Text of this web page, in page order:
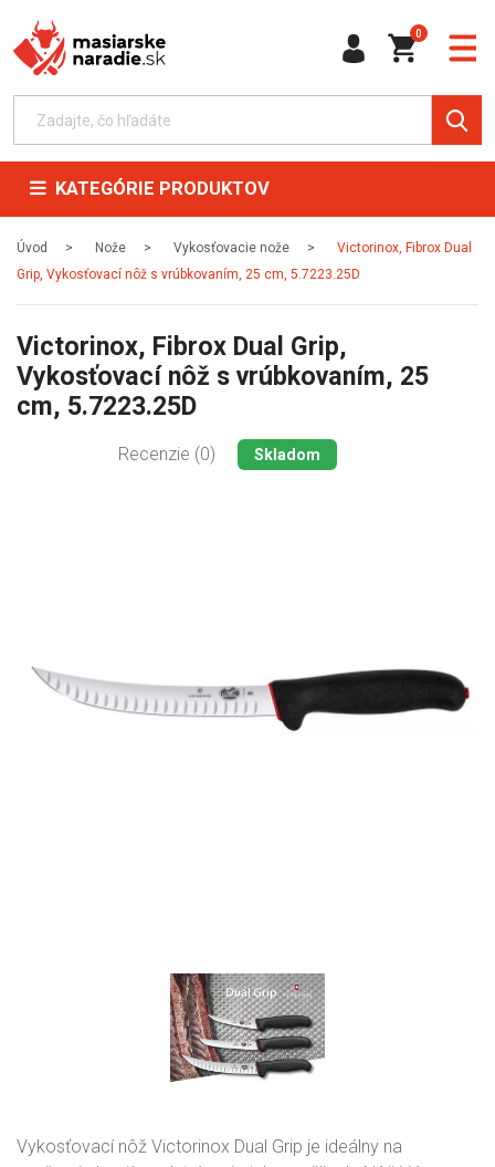
0
KATEGÓRIE PRODUKTOV
Úvod Nože Vykosťovacie nože
Victorinox, Fibrox Dual
Grip, Vykosťovací nôž s vrúbkovaním, 25 cm, 5.7223.25D
Victorinox, Fibrox Dual Grip,
Vykosťovací nôž s vrúbkovaním, 25
cm, 5.7223.25D
Recenzie (0) Skladom
Vykosťovací nôž Victorinox Dual Grip je ideálny na